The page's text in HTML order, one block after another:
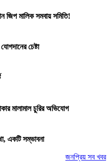
জিপ মালিক সমবায় সমিতি!
চেষ্টা
মালামাল চুরির অভিযোগ
একটি সম্ভাবনা
জনপ্রিয় সব খবর